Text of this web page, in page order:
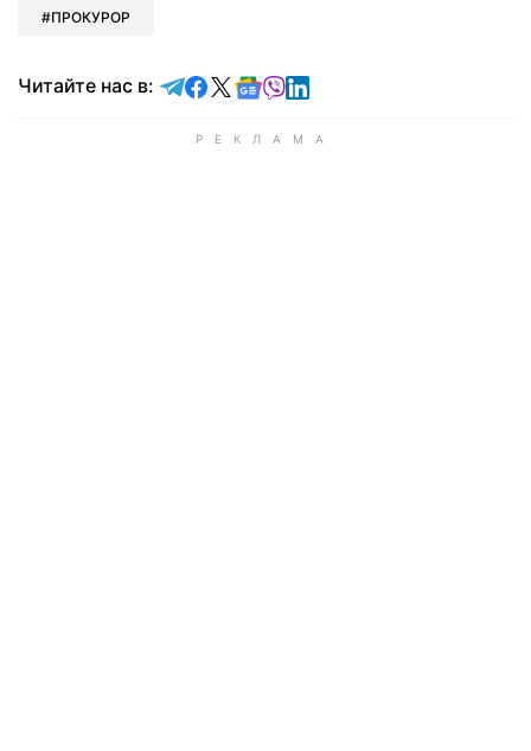
ПРОКУРОР
Читайте нас в: Читайте в Telegram
Читайте в Facebook
Читайте в X
Читайте в Google news
Читайте в Viber
Читайте в LinkedIn